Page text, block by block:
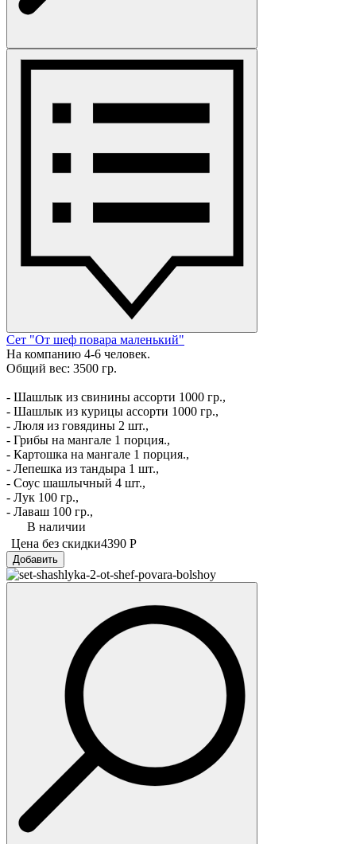
Сет "От шеф повара маленький"
На компанию 4-6 человек.
Общий вес: 3500 гр.
- Шашлык из свинины ассорти 1000 гр.,
- Шашлык из курицы ассорти 1000 гр.,
- Люля из говядины 2 шт.,
- Грибы на мангале 1 порция.,
- Картошка на мангале 1 порция.,
- Лепешка из тандыра 1 шт.,
- Соус шашлычный 4 шт.,
- Лук 100 гр.,
- Лаваш 100 гр.,
В наличии
Цена без скидки4390 Р
Добавить